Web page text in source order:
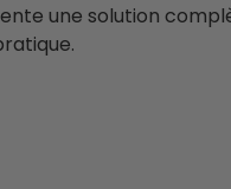
une solution